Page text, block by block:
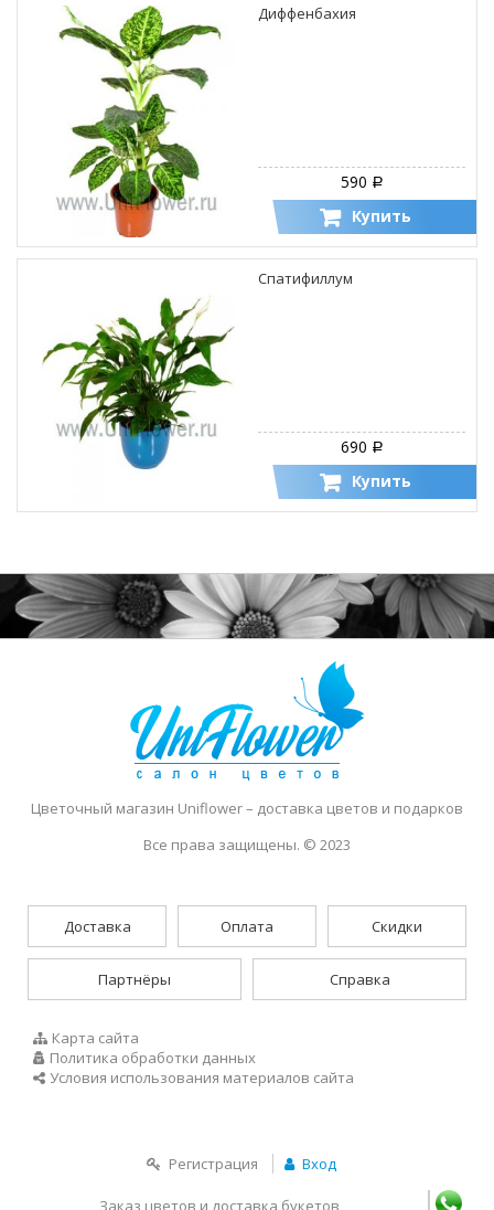
Диффенбахия
590 Р
Купить
Спатифиллум
690 Р
Купить
Цветочный магазин Uniflower– доставка цветов и подарков
Все права защищены. © 2023
Доставка Оплата Скидки
Партнёры Справка
Карта сайта
Политика обработки данных
Условия использования материалов сайта
Регистрация Вход
Заказ цветов и доставка букетов